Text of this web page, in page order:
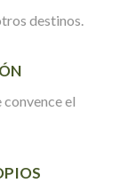
destinos.
el